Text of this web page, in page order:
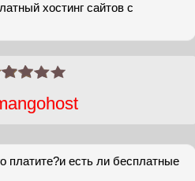
хостинг сайтов с
платите?и есть ли бесплатные